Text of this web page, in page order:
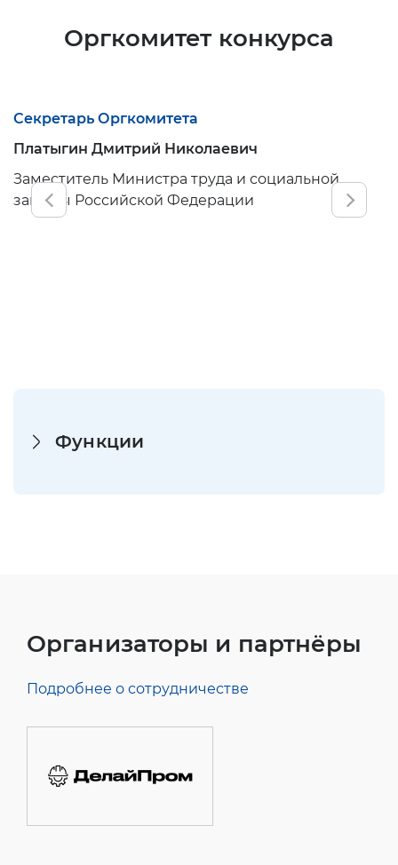
Оргкомитет конкурса
Секретарь Оргкомитета
Платыгин Дмитрий Николаевич
Заместитель Министра труда и социальной
защиты Российской Федерации
Функции
Организаторы и партнёры
Подробнее о сотрудничестве